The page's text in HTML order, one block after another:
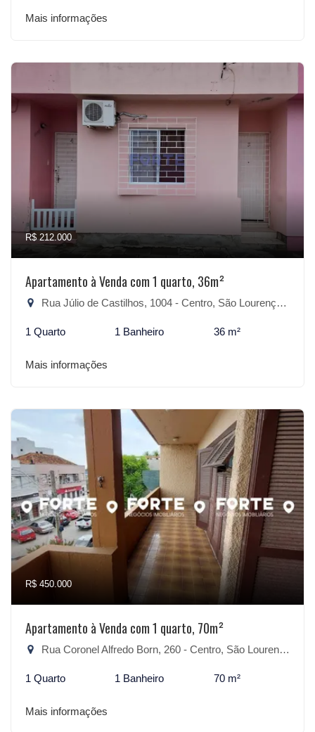
Mais informações
R$ 212.000
Apartamento à Venda com 1 quarto, 36m²
Rua Júlio de Castilhos, 1004 - Centro, São Lourenço do Sul-RS
1 Quarto 1 Banheiro 36 m²
Mais informações
R$ 450.000
Apartamento à Venda com 1 quarto, 70m²
Rua Coronel Alfredo Born, 260 - Centro, São Lourenço do Sul-RS
1 Quarto 1 Banheiro 70 m²
Mais informações